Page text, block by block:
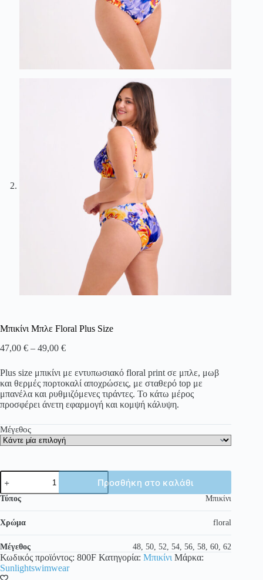
Μπικίνι Μπλε Floral Plus Size
47,00 € – 49,00 €Price
through
49,00 €
Plus size μπικίνι με εντυπωσιακό floral print σε μπλε, μωβ
και θερμές πορτοκαλί αποχρώσεις, με σταθερό top με
μπανέλα και ρυθμιζόμενες τιράντες. Το κάτω μέρος
προσφέρει άνετη εφαρμογή και κομψή κάλυψη.
Μέγεθος
Μπικίνι
Μπλε
Floral
ποσότητα
Προσθήκη στο καλάθι
Τύπος Μπικίνι
Χρώμα floral
Μέγεθος 48, 50, 52, 54, 56, 58, 60, 62
Κωδικός προϊόντος: 800F Κατηγορία: Μπικίνι Μάρκα:
Sunlightswimwear